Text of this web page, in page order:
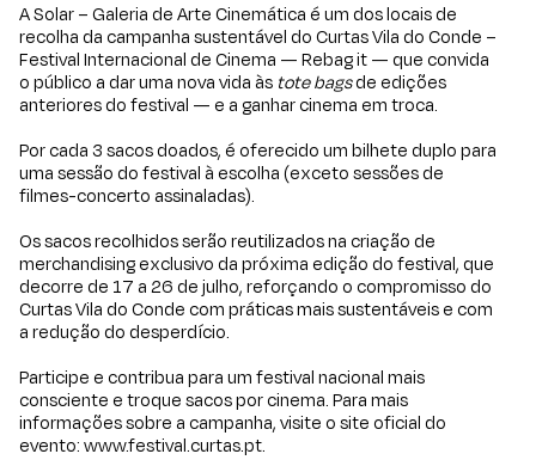
A Solar – Galeria de Arte Cinemática é um dos locais de
recolha da campanha sustentável doCurtas Vila do Conde –
Festival Internacional de Cinema — Rebag it — que convida
o público a dar uma nova vida às tote bagsde edições
anteriores do festival — e a ganhar cinema em troca.
Por cada 3 sacos doados, é oferecido um bilhete duplo para
uma sessão do festival à escolha (exceto sessões de
filmes-concerto assinaladas).
Os sacos recolhidos serão reutilizados na criação de
merchandising exclusivo da próxima edição do festival, que
decorre de 17 a 26 de julho, reforçando o compromisso do
Curtas Vila do Conde com práticas mais sustentáveis e com
a redução do desperdício.
Participe e contribua para um festival nacional mais
consciente e troque sacos por cinema. Para mais
informações sobre a campanha, visite o site oficial do
evento:www.festival.curtas.pt.